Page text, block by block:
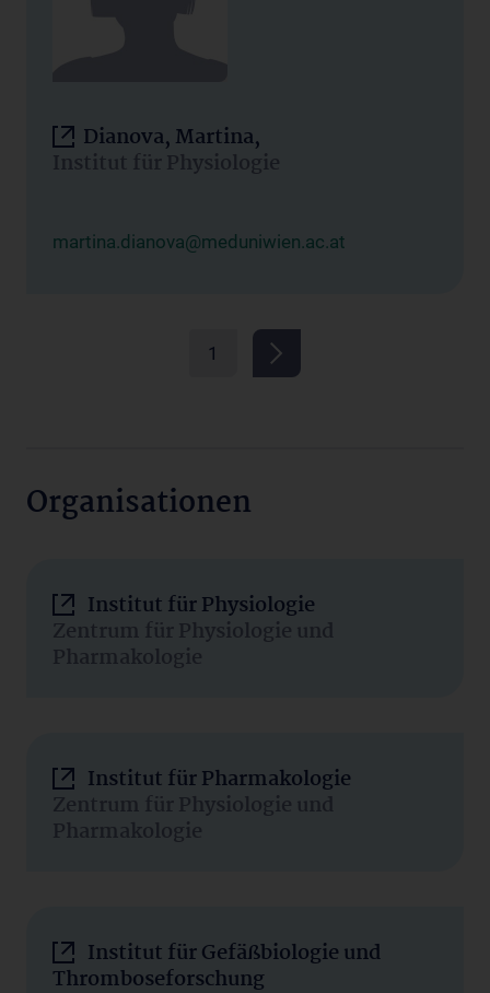
Dianova, Martina,
Institut für Physiologie
martina.dianova@meduniwien.ac.at
1
Organisationen
Institut für Physiologie
Zentrum für Physiologie und
Pharmakologie
Institut für Pharmakologie
Zentrum für Physiologie und
Pharmakologie
Institut für Gefäßbiologie und
Thromboseforschung